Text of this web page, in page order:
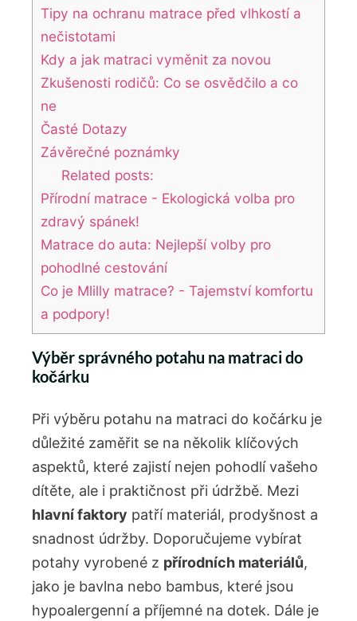
Tipy na ochranu matrace před vlhkostí a
nečistotami
Kdy a jak matraci vyměnit za novou
Zkušenosti rodičů: Co se osvědčilo a co
ne
Časté Dotazy
Závěrečné poznámky
Related posts:
Přírodní matrace - Ekologická volba pro
zdravý spánek!
Matrace do auta: Nejlepší volby pro
pohodlné cestování
Co je Mlilly matrace? - Tajemství komfortu
a podpory!
Výběr správného potahu na matraci do
kočárku
Při výběru potahu na matraci do kočárku je
důležité zaměřit se na několik klíčových
aspektů, které zajistí nejen pohodlí vašeho
dítěte, ale i praktičnost při údržbě. Mezi
hlavní faktory patří materiál, prodyšnost a
snadnost údržby. Doporučujeme vybírat
potahy vyrobené z přírodních materiálů,
jako je bavlna nebo bambus, které jsou
hypoalergenní a příjemné na dotek. Dále je